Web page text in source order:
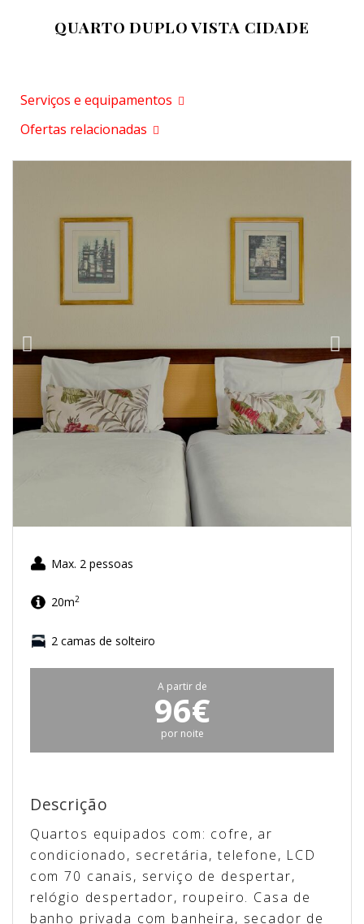
QUARTO DUPLO VISTA CIDADE
Serviços e equipamentos
Ofertas relacionadas
Max. 2 pessoas
20m2
2 camas de solteiro
A partir de
96€
por noite
Descrição
Quartos equipados com: cofre, ar
condicionado, secretária, telefone, LCD
com 70 canais, serviço de despertar,
relógio despertador, roupeiro. Casa de
banho privada com banheira, secador de